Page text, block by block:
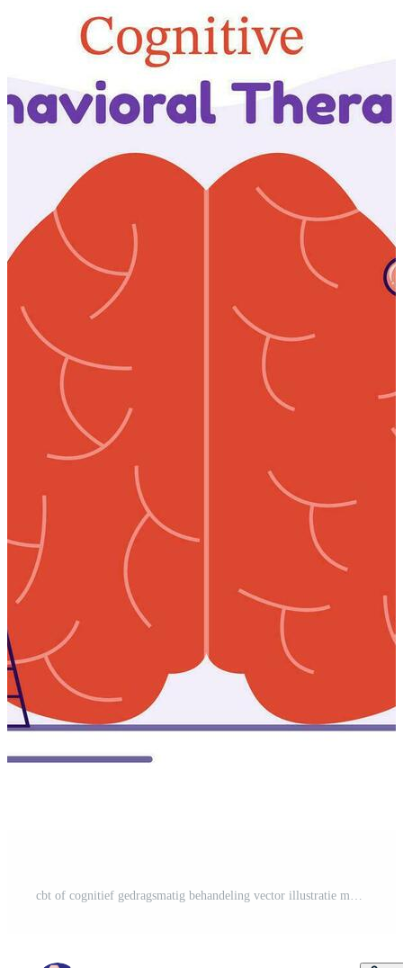
cbt of cognitief gedragsmatig behandeling vector illustratie met persoon beheren hun problemen emoties, depressie of manier van denken in mentaal Gezondheid achtergrond Pro Vector